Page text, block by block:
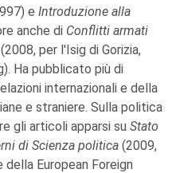
e Introduzione alla
anche di Conflitti armati
(2008, per l'Isig di Gorizia,
Ha pubblicato più di
internazionali e della
e straniere. Sulla politica
gli articoli apparsi su Stato
di Scienza politica (2009,
della European Foreign